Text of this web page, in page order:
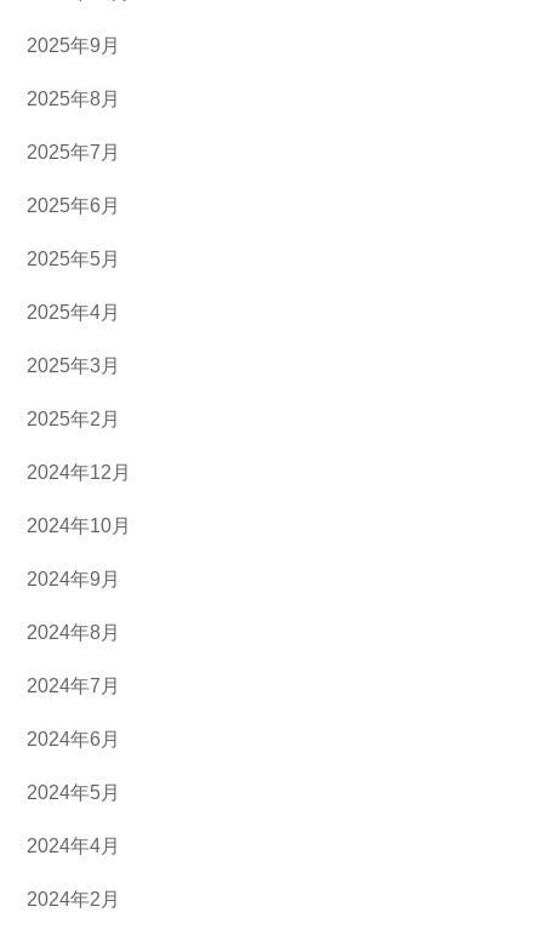
2025年9月
2025年8月
2025年7月
2025年6月
2025年5月
2025年4月
2025年3月
2025年2月
2024年12月
2024年10月
2024年9月
2024年8月
2024年7月
2024年6月
2024年5月
2024年4月
2024年2月